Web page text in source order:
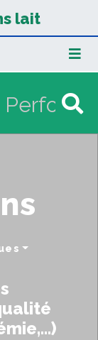
lait